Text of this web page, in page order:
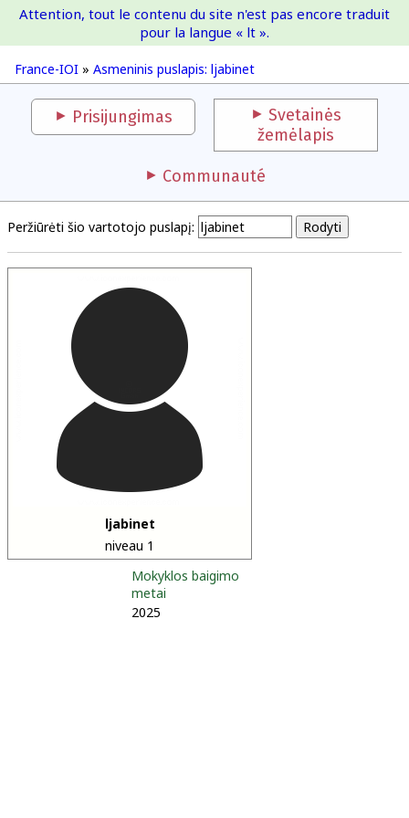
France-IOI
France-IOI » Asmeninis puslapis: ljabinet
Attention, tout le contenu du site n'est pas encore traduit
pour la langue « lt ».
Prisijungimas
Svetainės
žemėlapis
Communauté
Peržiūrėti šio vartotojo puslapį:
ljabinet
niveau 1
Mokyklos baigimo
metai
2025